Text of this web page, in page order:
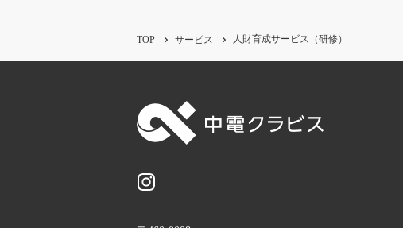
TOP サービス 人財育成サービス（研修）